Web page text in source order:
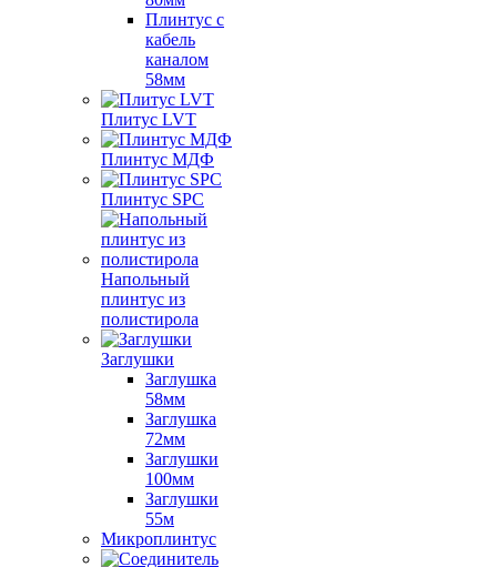
Плинтус с
кабель
каналом
58мм
Плитус LVT
Плинтус МДФ
Плинтус SPC
Напольный
плинтус из
полистирола
Заглушки
Заглушка
58мм
Заглушка
72мм
Заглушки
100мм
Заглушки
55м
Микроплинтус